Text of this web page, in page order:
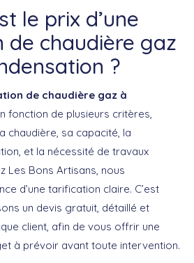
le prix d’une
de chaudière gaz
?
de chaudière gaz à
fonction de plusieurs critères,
chaudière, sa capacité, la
et la nécessité de travaux
Les Bons Artisans, nous
d’une tarification claire. C’est
un devis gratuit, détaillé et
client, afin de vous offrir une
à prévoir avant toute intervention.